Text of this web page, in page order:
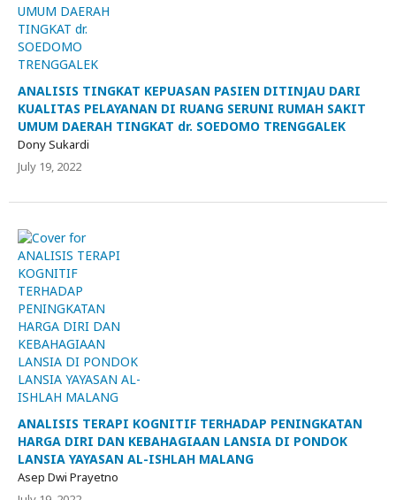
ANALISIS TINGKAT KEPUASAN PASIEN DITINJAU DARI
KUALITAS PELAYANAN DI RUANG SERUNI RUMAH SAKIT
UMUM DAERAH TINGKAT dr. SOEDOMO TRENGGALEK
Dony Sukardi
July 19, 2022
ANALISIS TERAPI KOGNITIF TERHADAP PENINGKATAN
HARGA DIRI DAN KEBAHAGIAAN LANSIA DI PONDOK
LANSIA YAYASAN AL-ISHLAH MALANG
Asep Dwi Prayetno